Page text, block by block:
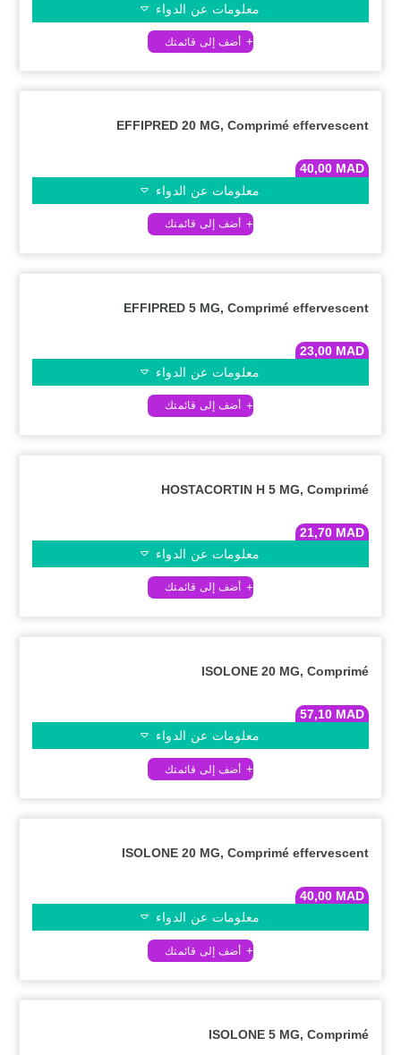
معلومات عن الدواء
EFFIPRED 20 MG, Comprimé effervescent
40,00 MAD
معلومات عن الدواء
EFFIPRED 5 MG, Comprimé effervescent
23,00 MAD
معلومات عن الدواء
HOSTACORTIN H 5 MG, Comprimé
21,70 MAD
معلومات عن الدواء
ISOLONE 20 MG, Comprimé
57,10 MAD
معلومات عن الدواء
ISOLONE 20 MG, Comprimé effervescent
40,00 MAD
معلومات عن الدواء
ISOLONE 5 MG, Comprimé